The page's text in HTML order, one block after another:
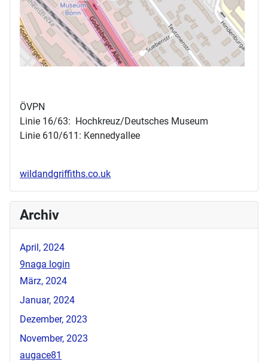
ÖVPN
Linie 16/63: Hochkreuz/Deutsches Museum
Linie 610/611: Kennedyallee
wildandgriffiths.co.uk
Archiv
April, 2024
9naga login
März, 2024
Januar, 2024
Dezember, 2023
November, 2023
augace81